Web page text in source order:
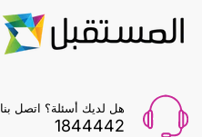
هل لديك أسئلة؟ اتصل بنا 24/7
1844442